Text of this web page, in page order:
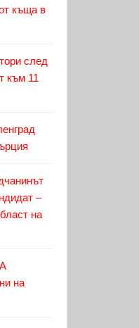
къща в
след
към 11
–
на
на